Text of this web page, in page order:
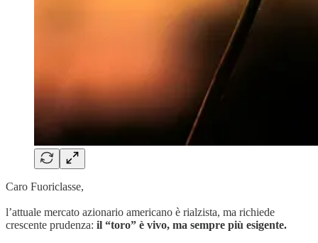
Caro Fuoriclasse,
l’attuale mercato azionario americano è rialzista, ma richiede
crescente prudenza: il “toro” è vivo, ma sempre più esigente.